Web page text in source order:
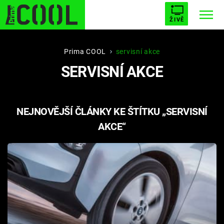
ŽIVĚ
STARHOUSE BUFFY, PŘEMOŽITELKA UPÍRŮ
PLNEJ KOTEL AVENGERS 5
Filmy
Seriály
Hry
Prima COOL servisní akce
SERVISNÍ AKCE
NEJNOVĚJŠÍ ČLÁNKY KE ŠTÍTKU „SERVISNÍ
AKCE“